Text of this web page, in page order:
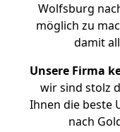
Wolfsburg
möglich zu
damit
Unsere Firma
wir sind stolz
Ihnen die beste
nach